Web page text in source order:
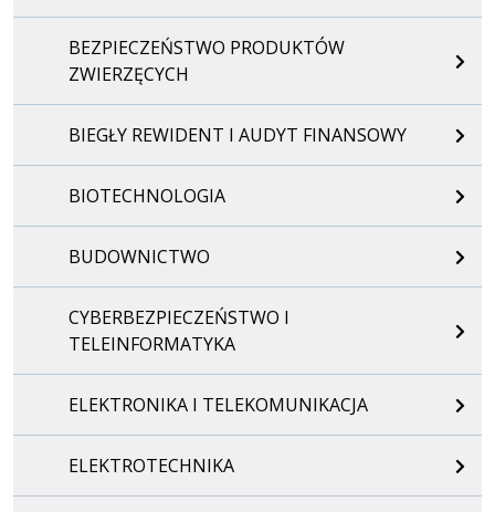
BEZPIECZEŃSTWO PRODUKTÓW
ZWIERZĘCYCH
BIEGŁY REWIDENT I AUDYT FINANSOWY
BIOTECHNOLOGIA
BUDOWNICTWO
CYBERBEZPIECZEŃSTWO I
TELEINFORMATYKA
ELEKTRONIKA I TELEKOMUNIKACJA
ELEKTROTECHNIKA